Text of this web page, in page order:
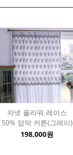
자넷 플라워 레이스
50% 암막 커튼(그레이)
198,000원